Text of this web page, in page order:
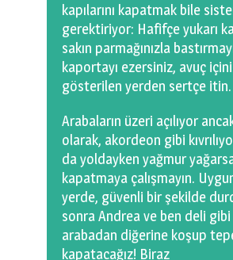
kapılarını kapatmak bile
gerektiriyor: Hafifçe yukarı
sakın parmağınızla
kaportayı ezersiniz, avuç
gösterilen yerden sertçe itin.
Arabaların üzeri açılıyor
olarak, akordeon gibi
da yoldayken yağmur
kapatmaya çalışmayın.
yerde, güvenli bir şekilde
sonra Andrea ve ben deli
arabadan diğerine koşup
kapatacağız! Biraz